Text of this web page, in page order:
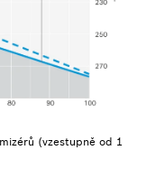
(vzestupně od 1